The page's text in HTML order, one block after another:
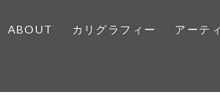
ABOUT カリグラフィー アーテ